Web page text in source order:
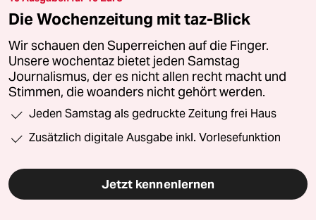
Die Wochenzeitung mit taz-Blick
Wir schauen den Superreichen auf die Finger.
Unsere wochentaz bietet jeden Samstag
Journalismus, der es nicht allen recht macht und
Stimmen, die woanders nicht gehört werden.
Jeden Samstag als gedruckte Zeitung frei Haus
Zusätzlich digitale Ausgabe inkl. Vorlesefunktion
Jetzt kennenlernen